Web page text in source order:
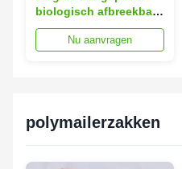
biologisch afbreekbare
mailers 15x20 cm
geïmprimeerde
Nu aanvragen
polymailerzakken